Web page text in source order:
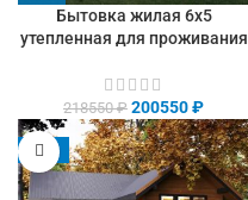
Бытовка жилая 6х5
утепленная для проживания
218550₽ 200550₽
-13%